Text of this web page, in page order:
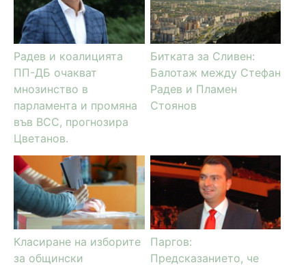
Радев и коалицията
ПП-ДБ очакват
мнозинство в
парламента и промяна
във ВСС, прогнозира
Цветанов.
Битката за Сливен:
Балотаж между Стефан
Радев и Пламен
Стоянов
Класиране на изборите
за общински
Паргов:
Предсказанието, че